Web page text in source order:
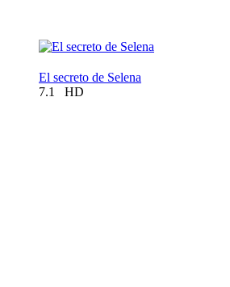
El secreto de Selena
7.1
HD